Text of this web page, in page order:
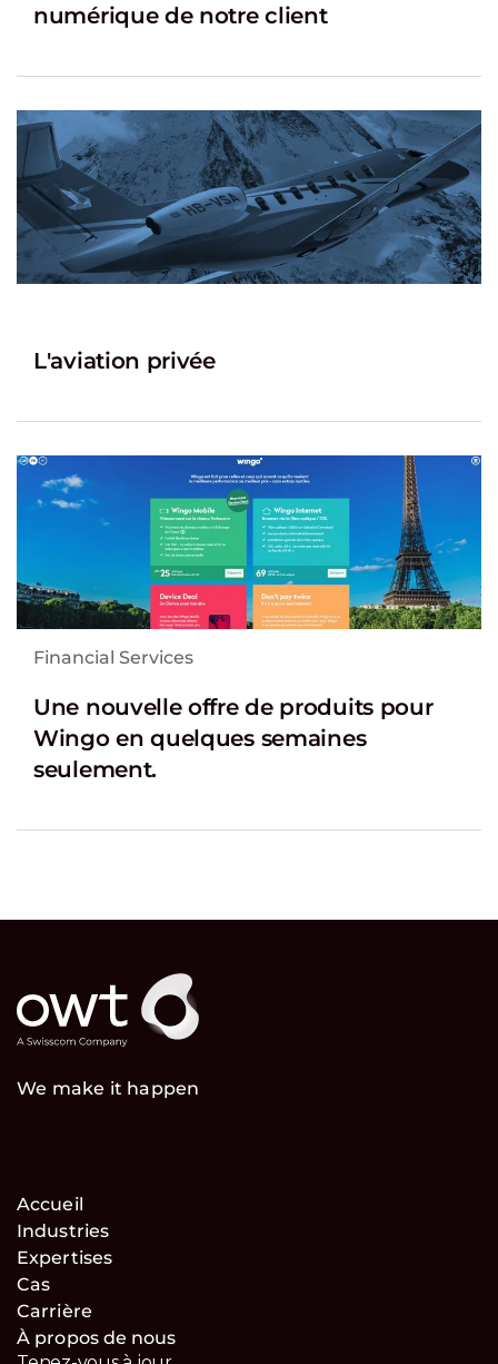
numérique de notre client
L'aviation privée
Financial Services
Une nouvelle offre de produits pour
Wingo en quelques semaines
seulement.
We make it happen
Accueil
Industries
Expertises
Cas
Carrière
À propos de nous